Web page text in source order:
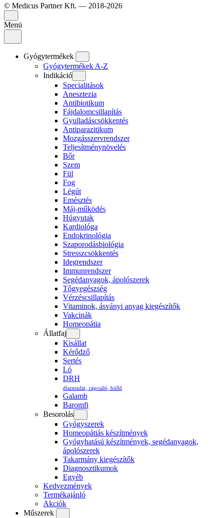
© Medicus Partner Kft. — 2018-2026
Menü
Gyógytermékek
Gyógytermékek A-Z
Indikáció
Specialitások
Anesztezia
Antibiotikum
Fájdalomcsillapítás
Gyulladáscsökkentés
Antiparazitikum
Mozgásszervrendszer
Teljesítménynövelés
Bőr
Szem
Fül
Fog
Légút
Emésztés
Máj-működés
Húgyutak
Kardiológa
Endokrinológia
Szaporodásbiológia
Stresszcsökkentés
Idegrendszer
Immunrendszer
Segédanyagok, ápolószerek
Tőgyegészség
Vérzéscsillapítás
Vitaminok, ásványi anyag kiegészítők
Vakcinák
Homeopátia
Állatfaj
Kisállat
Kérődző
Sertés
Ló
DRH
díszmadár, rágcsáló, hüllő
Galamb
Baromfi
Besorolás
Gyógyszerek
Homeopátiás készítmények
Gyógyhatású készítmények, segédanyagok,
ápolószerek
Takarmány kiegészítők
Diagnosztikumok
Egyéb
Kedvezmények
Termékajánló
Akciók
Műszerek